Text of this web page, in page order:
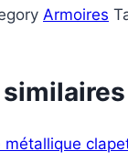
Armoires